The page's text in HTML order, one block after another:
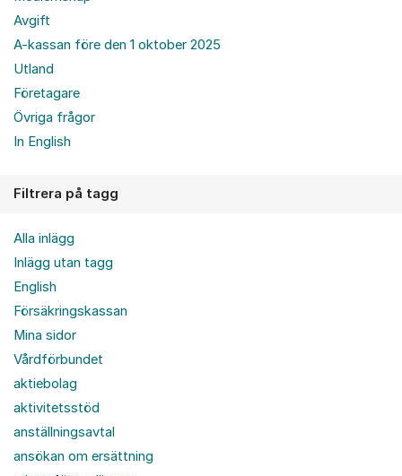
Avgift
A-kassan före den 1 oktober 2025
Utland
Företagare
Övriga frågor
In English
Filtrera på tagg
Alla inlägg
Inlägg utan tagg
English
Försäkringskassan
Mina sidor
Vårdförbundet
aktiebolag
aktivitetsstöd
anställningsavtal
ansökan om ersättning